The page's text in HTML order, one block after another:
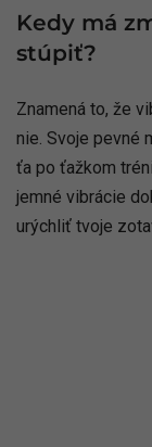
Kedy má
stúpiť?
Znamená to, že
nie. Svoje pevné
ťa po ťažkom
jemné vibrácie
urýchliť tvoje